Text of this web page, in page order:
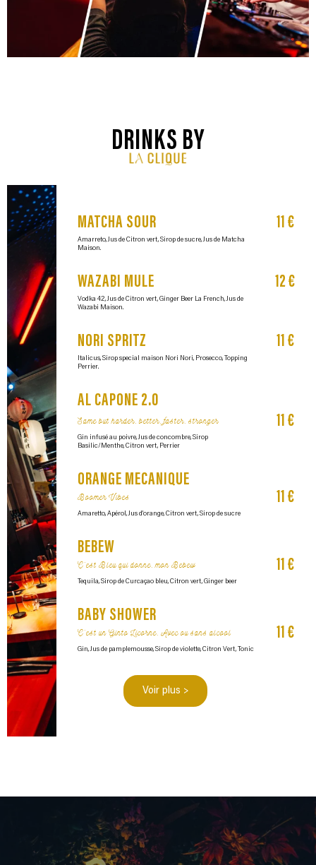
DRINKS BY
MATCHA SOUR 11 €
Amarreto, Jus de Citron vert, Sirop de sucre, Jus de Matcha
Maison.
WAZABI MULE​ 12 €
Vodka 42, Jus de Citron vert, Ginger Beer La French, Jus de
Wazabi Maison.
NORI SPRITZ​ 11 €
Italicus, Sirop special maison Nori Nori, Prosecco, Topping
Perrier.
AL CAPONE 2.0​
Same but harder, better, faster, stronger​ 11 €
Gin infusé au poivre, Jus de concombre, Sirop
Basilic/Menthe, Citron vert, Perrier
ORANGE MECANIQUE
Boomer Vibes 11 €
Amaretto, Apérol, Jus d’orange, Citron vert, Sirop de sucre
BEBEW
C'est Bleu qui donne, mon Bebew 11 €
Tequila, Sirop de Curcaçao bleu, Citron vert, Ginger beer
BABY SHOWER​
C'est un Ginto Licorne, Avec ou sans alcool ​ 11 €
Gin, Jus de pamplemousse, Sirop de violette, Citron Vert, Tonic
Voir plus >